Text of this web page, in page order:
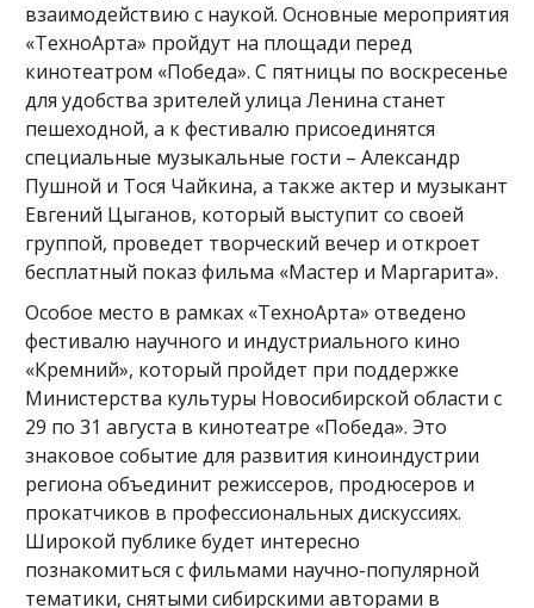
взаимодействию с наукой. Основные мероприятия
«ТехноАрта» пройдут на площади перед
кинотеатром «Победа». С пятницы по воскресенье
для удобства зрителей улица Ленина станет
пешеходной, а к фестивалю присоединятся
специальные музыкальные гости – Александр
Пушной и Тося Чайкина, а также актер и музыкант
Евгений Цыганов, который выступит со своей
группой, проведет творческий вечер и откроет
бесплатный показ фильма «Мастер и Маргарита».
Особое место в рамках «ТехноАрта» отведено
фестивалю научного и индустриального кино
«Кремний», который пройдет при поддержке
Министерства культуры Новосибирской области с
29 по 31 августа в кинотеатре «Победа». Это
знаковое событие для развития киноиндустрии
региона объединит режиссеров, продюсеров и
прокатчиков в профессиональных дискуссиях.
Широкой публике будет интересно
познакомиться с фильмами научно-популярной
тематики, снятыми сибирскими авторами в